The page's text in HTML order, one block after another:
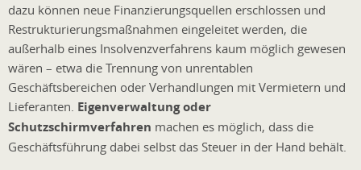
dazu können neue Finanzierungsquellen erschlossen und
Restrukturierungsmaßnahmen eingeleitet werden, die
außerhalb eines Insolvenzverfahrens kaum möglich gewesen
wären – etwa die Trennung von unrentablen
Geschäftsbereichen oder Verhandlungen mit Vermietern und
Lieferanten. Eigenverwaltung oder
Schutzschirmverfahren machen es möglich, dass die
Geschäftsführung dabei selbst das Steuer in der Hand behält.